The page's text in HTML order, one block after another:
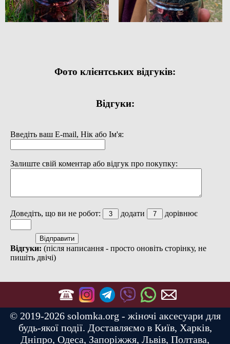
Фото клієнтських відгуків:
Відгуки:
Введіть ваш E-mail, Нік або Ім'я:
Залиште свій коментар або відгук про покупку:
Доведіть, що ви не робот: додати дорівнює
Відгуки: (після написання - просто оновіть сторінку, не
пишіть двічі)
© 2019-2026 solomka.org - жіночі аксесуари для
будь-якої події. Доставляємо в Київ, Харків,
Дніпро, Одеса, Запоріжжя, Львів, Полтава,